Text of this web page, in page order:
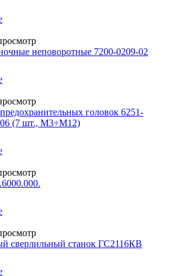
неповоротные 7200-0209-02
головок 6251-
(7 шт., М3÷М12)
сверлильный станок ГС2116КВ